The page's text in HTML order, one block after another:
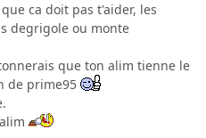
ca doit pas t'aider, les
degrigole ou monte
que ton alim tienne le
de prime95